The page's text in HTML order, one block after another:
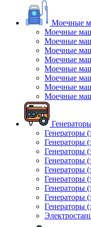
Моечные
Моечные
Моечные
Моечные
Моечные
Моечные
Моечные
Моечные
Моечные
Генераторы
Генераторы
Генераторы
Генераторы
Генераторы
Генераторы
Генераторы
Генераторы
Генераторы